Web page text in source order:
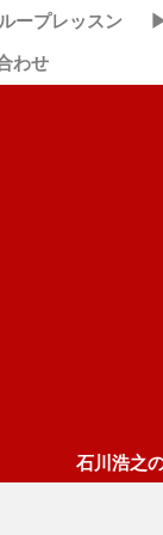
ープレッスン
わせ
味ブログ 【好き